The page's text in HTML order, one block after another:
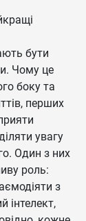
бути
Чому це
боку та
перших
увагу
Один з них
роль:
з
інтелект,